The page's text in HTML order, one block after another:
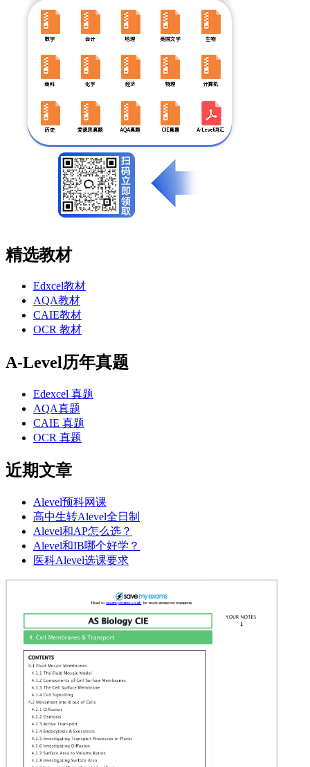
精选教材
Edxcel教材
AQA教材
CAIE教材
OCR 教材
A-Level历年真题
Edexcel 真题
AQA真题
CAIE 真题
OCR 真题
近期文章
Alevel预科网课
高中生转Alevel全日制
Alevel和AP怎么选？
Alevel和IB哪个好学？
医科Alevel选课要求